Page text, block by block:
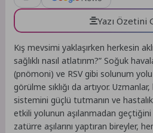
Yazı Özetini
Kış mevsimi yaklaşırken herkesin
sağlıklı nasıl atlatırım?” Soğuk
(pnömoni) ve RSV gibi solunum yolu
görülme sıklığı da artıyor.
sistemini güçlü tutmanın ve
etkili yolunun aşılanmadan geçtiğini
zatürre aşılarını yaptıran bireyler,